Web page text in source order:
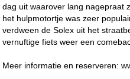
dag uit waarover lang nagepraat
het hulpmotortje was zeer
verdween de Solex uit het
vernuftige fiets weer een
Meer informatie en reserveren: